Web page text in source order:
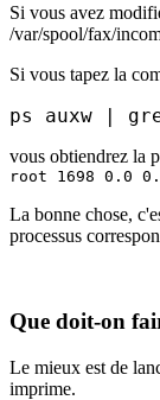
Si vous avez
/var/spool/fax/
Si vous tapez la
ps auxw |
vous obtiendrez la
root 1698 0.0
La bonne chose,
processus
Que doit-on
Le mieux est de
imprime.